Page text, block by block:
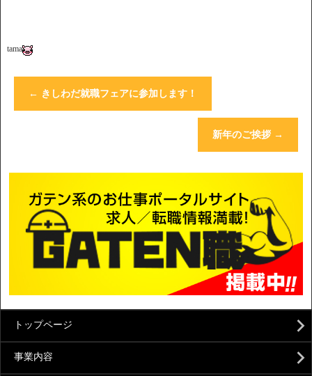
tama
← きしわだ就職フェアに参加します！
新年のご挨拶 →
トップページ
事業内容